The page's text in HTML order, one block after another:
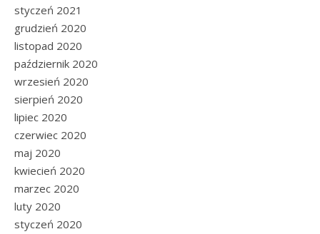
styczeń 2021
grudzień 2020
listopad 2020
październik 2020
wrzesień 2020
sierpień 2020
lipiec 2020
czerwiec 2020
maj 2020
kwiecień 2020
marzec 2020
luty 2020
styczeń 2020